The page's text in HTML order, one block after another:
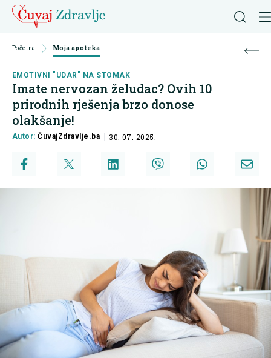
Početna Moja apoteka
EMOTIVNI "UDAR" NA STOMAK
Imate nervozan želudac? Ovih 10
prirodnih rješenja brzo donose
olakšanje!
Autor:ČuvajZdravlje.ba 30. 07. 2025.